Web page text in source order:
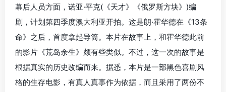
幕后人员方面，诺亚·平克(《天才》《俄罗斯方块》)编
剧，计划第四季度澳大利亚开拍。这是朗·霍华德在《13条
命》之后，首度拿起导筒。本片在故事上，和霍华德此前
的影片《荒岛余生》颇有些类似。不过，这一次的故事是
根据真实的历史改编而来。据悉，本片是一部黑色喜剧风
格的生存电影，有真人真事作为依据，而且采用了两份不